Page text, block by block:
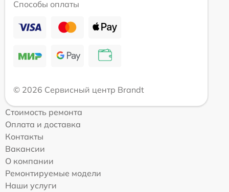
Способы оплаты
© 2026 Сервисный центр Brandt
Стоимость ремонта
Оплата и доставка
Контакты
Вакансии
О компании
Ремонтируемые модели
Наши услуги